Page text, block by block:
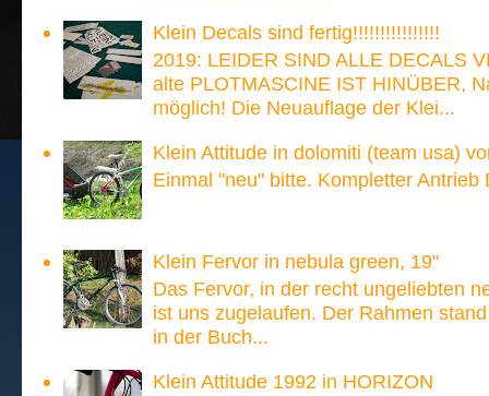
Klein Decals sind fertig!!!!!!!!!!!!!!!!
2019: LEIDER SIND ALLE DECALS
alte PLOTMASCINE IST HINÜBER,
möglich! Die Neuauflage der Klei...
Klein Attitude in dolomiti (team usa)
Einmal "neu" bitte. Kompletter Antrieb
Klein Fervor in nebula green, 19"
Das Fervor, in der recht ungeliebten
ist uns zugelaufen. Der Rahmen
in der Buch...
Klein Attitude 1992 in HORIZON